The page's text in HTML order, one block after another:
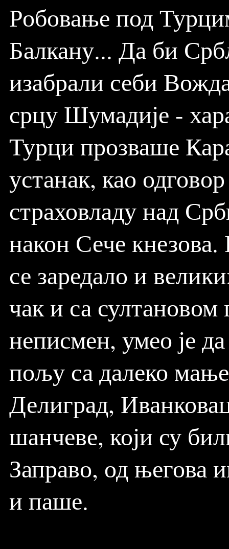
Робовање под
Балкану... Да би
изабрали себи
срцу Шумадије -
Турци прозваше
устанак, као
страховладу над
након Сече
се заредало и
чак и са султановом
неписмен, умео је
пољу са далеко
Делиград,
шанчеве, који су
Заправо, од његова
и паше.